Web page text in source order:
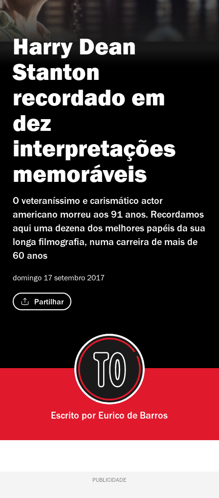
Harry Dean Stanton em Alien (1979)
Harry Dean
Stanton
recordado em
dez
interpretações
memoráveis
O veteraníssimo e carismático actor
americano morreu aos 91 anos. Recordamos
aqui uma dezena dos melhores papéis da sua
longa filmografia, numa carreira de mais de
60 anos
domingo 17 setembro 2017
Partilhar
Escrito por Eurico de Barros
PUBLICIDADE